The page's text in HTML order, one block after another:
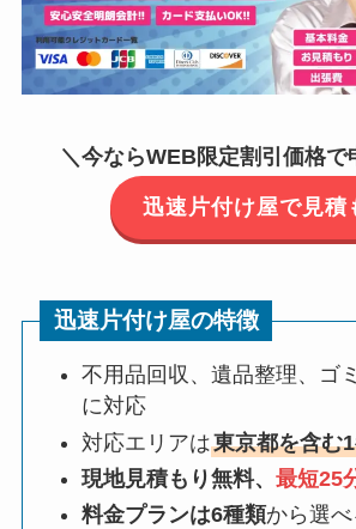
＼今ならWEB限定割引価格で
迅速片付け屋で見積
迅速片付け屋の特徴
不用品回収、遺品整理、ゴ
に対応
対応エリアは東京都を含む
現地見積もり無料、最短25
料金プランは6種類から選べ